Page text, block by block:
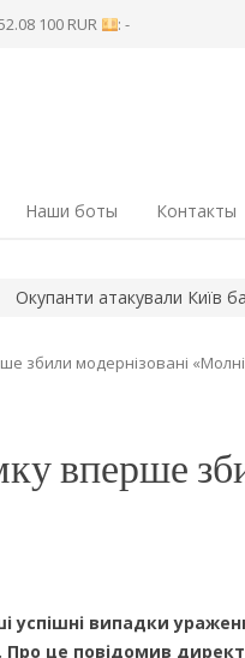
100 RUR : -
Наши боты Контакты
атакували Київ
збили модернізовані
вперше
успішні випадки
це повідомив